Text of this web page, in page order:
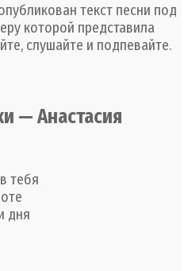
текст песни под
которой представила
слушайте и подпевайте.
— Анастасия
тебя
дня